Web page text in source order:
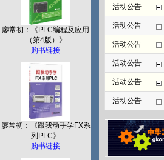
廖常初：《PLC编程及应用
（第4版）》
购书链接
廖常初：《跟我动手学FX系
列PLC》
购书链接
活动公告
活动公告
活动公告
活动公告
活动公告
活动公告